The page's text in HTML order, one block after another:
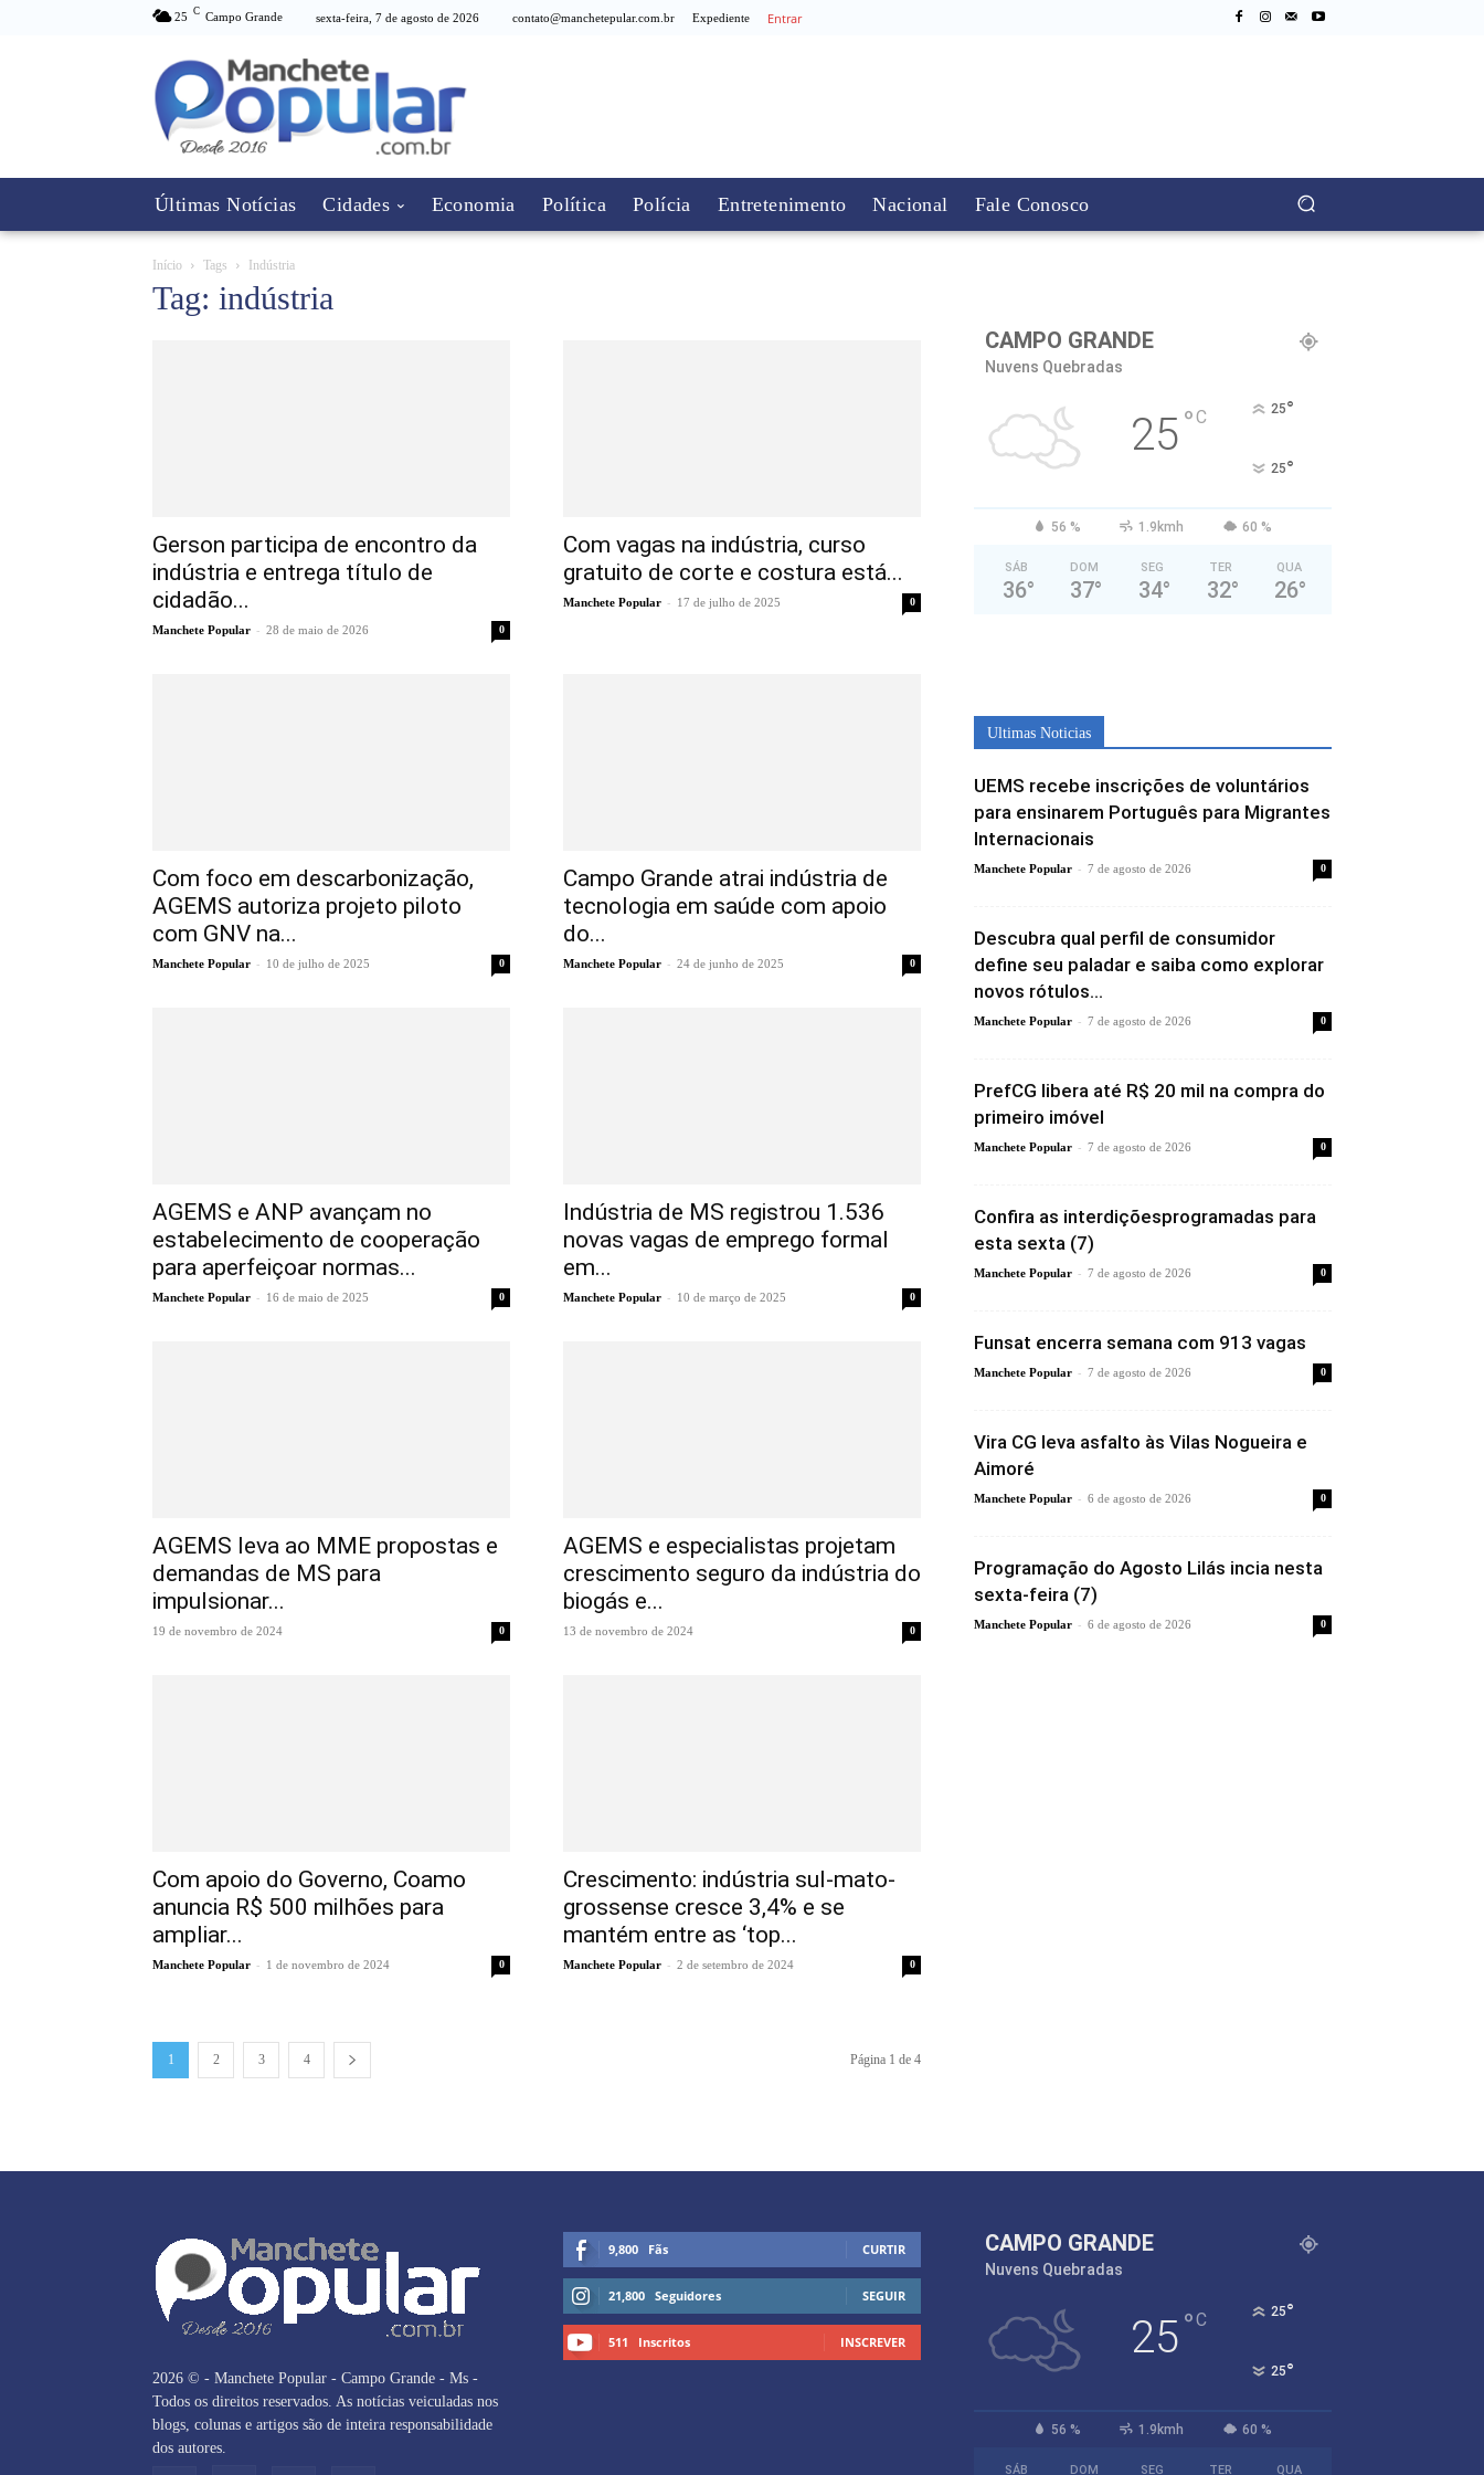
25 C Campo Grande sexta-feira, 7 de agosto de 2026 contato@manchetepular.com.br Expediente Entrar
Últimas Notícias Cidades Economia Política Polícia Entretenimento Nacional Fale Conosco
Início Tags Indústria
Tag: indústria
Gerson participa de encontro da
indústria e entrega título de
cidadão...
Manchete Popular - 28 de maio de 2026 0
Com vagas na indústria, curso
gratuito de corte e costura está...
Manchete Popular - 17 de julho de 2025 0
Com foco em descarbonização,
AGEMS autoriza projeto piloto
com GNV na...
Manchete Popular - 10 de julho de 2025 0
Campo Grande atrai indústria de
tecnologia em saúde com apoio
do...
Manchete Popular - 24 de junho de 2025 0
AGEMS e ANP avançam no
estabelecimento de cooperação
para aperfeiçoar normas...
Manchete Popular - 16 de maio de 2025 0
Indústria de MS registrou 1.536
novas vagas de emprego formal
em...
Manchete Popular - 10 de março de 2025 0
AGEMS leva ao MME propostas e
demandas de MS para
impulsionar...
19 de novembro de 2024 0
AGEMS e especialistas projetam
crescimento seguro da indústria do
biogás e...
13 de novembro de 2024 0
Com apoio do Governo, Coamo
anuncia R$ 500 milhões para
ampliar...
Manchete Popular - 1 de novembro de 2024 0
Crescimento: indústria sul-mato-
grossense cresce 3,4% e se
mantém entre as ‘top...
Manchete Popular - 2 de setembro de 2024 0
1 2 3 4 Página 1 de 4
CAMPO GRANDE
Nuvens Quebradas
25°C 25°
25°
56 % 1.9kmh 60 %
SÁB
36°
DOM
37°
SEG
34°
TER
32°
QUA
26°
Ultimas Noticias
UEMS recebe inscrições de voluntários
para ensinarem Português para Migrantes
Internacionais
Manchete Popular - 7 de agosto de 2026 0
Descubra qual perfil de consumidor
define seu paladar e saiba como explorar
novos rótulos...
Manchete Popular - 7 de agosto de 2026 0
PrefCG libera até R$ 20 mil na compra do
primeiro imóvel
Manchete Popular - 7 de agosto de 2026 0
Confira as interdiçõesprogramadas para
esta sexta (7)
Manchete Popular - 7 de agosto de 2026 0
Funsat encerra semana com 913 vagas
Manchete Popular - 7 de agosto de 2026 0
Vira CG leva asfalto às Vilas Nogueira e
Aimoré
Manchete Popular - 6 de agosto de 2026 0
Programação do Agosto Lilás incia nesta
sexta-feira (7)
Manchete Popular - 6 de agosto de 2026 0
2026 © - Manchete Popular - Campo Grande - Ms -
Todos os direitos reservados. As notícias veiculadas nos
blogs, colunas e artigos são de inteira responsabilidade
dos autores.
9,800 Fãs CURTIR
21,800 Seguidores SEGUIR
511 Inscritos INSCREVER
CAMPO GRANDE
Nuvens Quebradas
25°C 25°
25°
56 % 1.9kmh 60 %
SÁB DOM SEG TER QUA